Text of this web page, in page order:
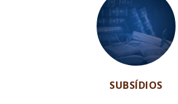
SUBSÍDIOS